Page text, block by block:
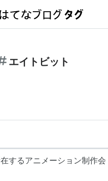
エイトビット
するアニメーション制作会